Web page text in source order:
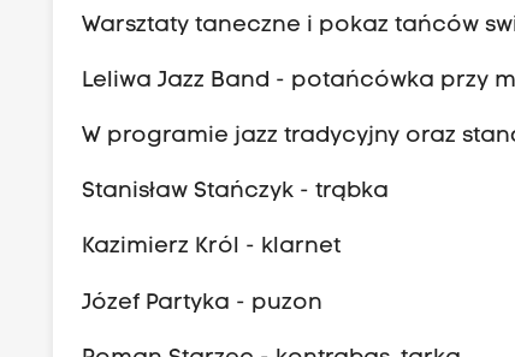
Warsztaty taneczne i pokaz tańców
Leliwa Jazz Band - potańcówka przy
W programie jazz tradycyjny oraz
Stanisław Stańczyk - trąbka
Kazimierz Król - klarnet
Józef Partyka - puzon